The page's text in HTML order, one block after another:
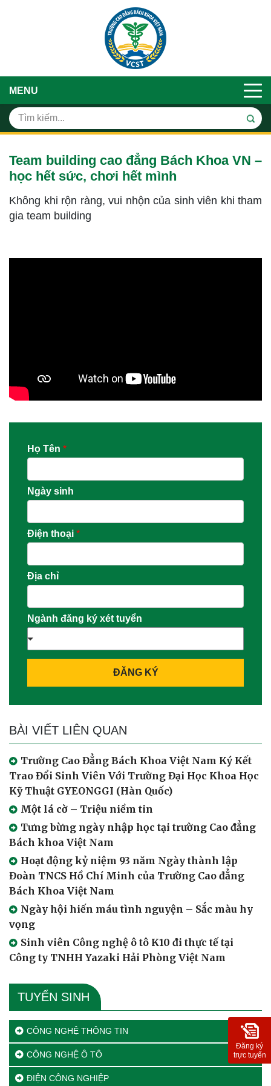
MENU
Team building cao đẳng Bách Khoa VN –
học hết sức, chơi hết mình
Không khi rộn ràng, vui nhộn của sinh viên khi tham
gia team building
Họ Tên *
Ngày sinh
Điện thoại *
Địa chỉ
Ngành đăng ký xét tuyển
ĐĂNG KÝ
BÀI VIẾT LIÊN QUAN
Trường Cao Đẳng Bách Khoa Việt Nam Ký Kết
Trao Đổi Sinh Viên Với Trường Đại Học Khoa Học
Kỹ Thuật GYEONGGI (Hàn Quốc)
Một lá cờ – Triệu niềm tin
Tưng bừng ngày nhập học tại trường Cao đẳng
Bách khoa Việt Nam
Hoạt động kỷ niệm 93 năm Ngày thành lập
Đoàn TNCS Hồ Chí Minh của Trường Cao đẳng
Bách Khoa Việt Nam
Ngày hội hiến máu tình nguyện – Sắc màu hy
vọng
Sinh viên Công nghệ ô tô K10 đi thực tế tại
Công ty TNHH Yazaki Hải Phòng Việt Nam
TUYỂN SINH
CÔNG NGHỆ THÔNG TIN
CÔNG NGHỆ Ô TÔ
ĐIỆN CÔNG NGHIỆP
Đăng ký
trực tuyến